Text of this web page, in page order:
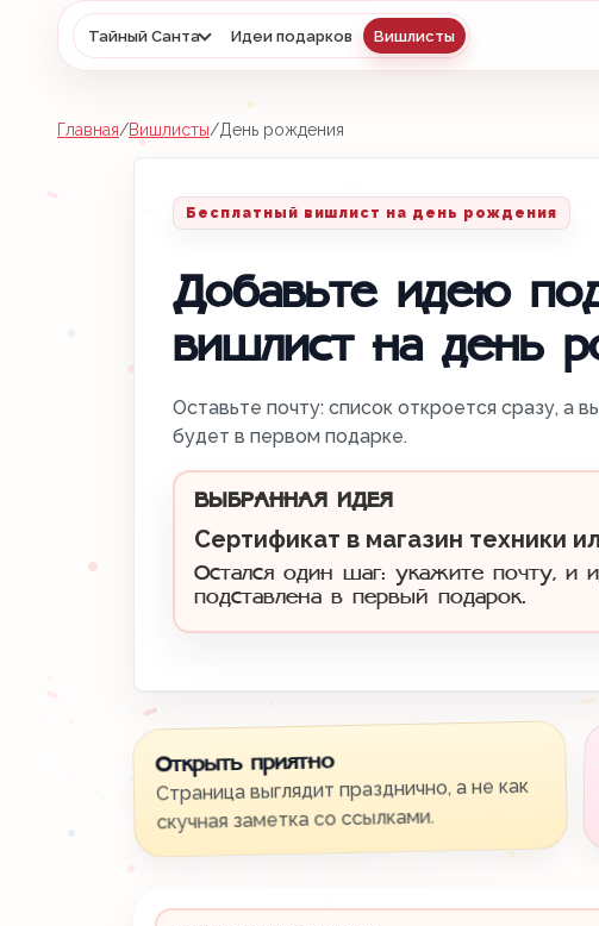
Тайный Санта Идеи подарков Вишлисты
Главная/Вишлисты/День рождения
Бесплатный вишлист на день рождения
Добавьте идею
вишлист на день
Оставьте почту: список откроется сразу, а
будет в первом подарке.
ВЫБРАННАЯ ИДЕЯ
Сертификат в магазин техники
Остался один шаг: укажите почту, и
подставлена в первый подарок.
Открыть приятно
Страница выглядит празднично, а не как
скучная заметка со ссылками.